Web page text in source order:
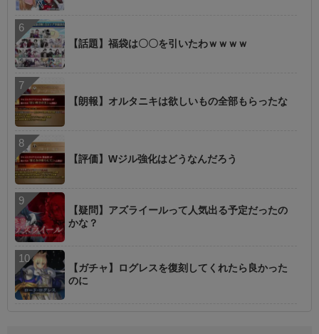
【話題】福袋は〇〇を引いたわｗｗｗｗ
【朗報】オルタニキは欲しいもの全部もらったな
【評価】Wジル強化はどうなんだろう
【疑問】アズライールって人気出る予定だったの
かな？
【ガチャ】ログレスを復刻してくれたら良かった
のに